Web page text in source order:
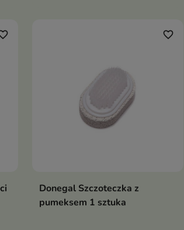
Dodaj do koszyka
favorite_border
Donegal Szczoteczka z
pumeksem 1 sztuka